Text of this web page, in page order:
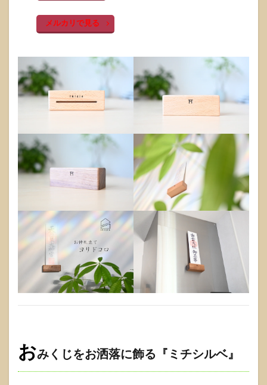
メルカリで見る
おみくじをお洒落に飾る『ミチシルベ』